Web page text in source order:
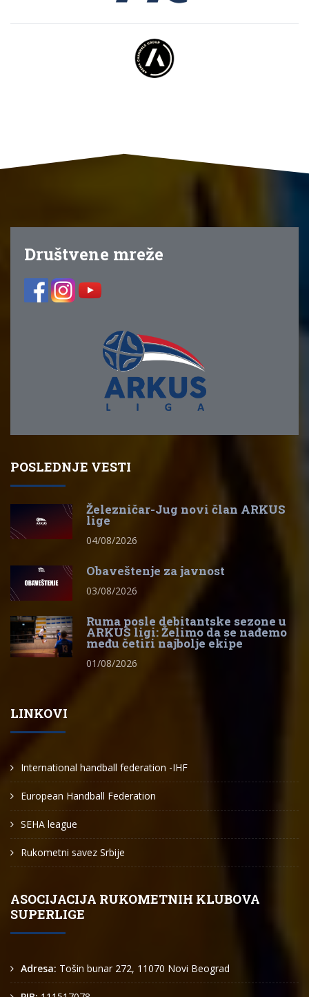
Društvene mreže
POSLEDNJE VESTI
Železničar-Jug novi član ARKUS
lige
04/08/2026
Obaveštenje za javnost
03/08/2026
Ruma posle debitantske sezone u
ARKUS ligi: Želimo da se nađemo
među četiri najbolje ekipe
01/08/2026
LINKOVI
International handball federation -IHF
European Handball Federation
SEHA league
Rukometni savez Srbije
ASOCIJACIJA RUKOMETNIH KLUBOVA
SUPERLIGE
Adresa: Tošin bunar 272, 11070 Novi Beograd